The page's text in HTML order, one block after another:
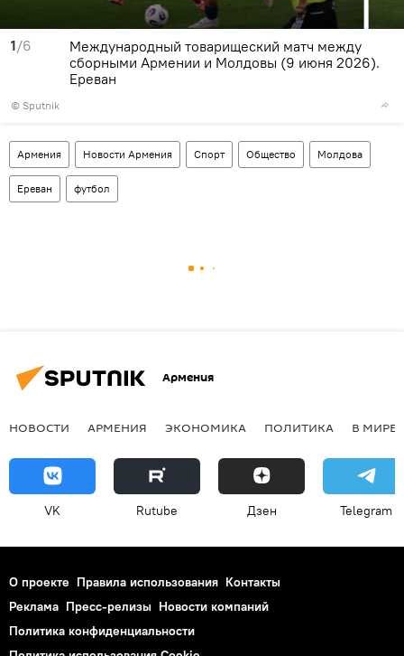
1/6
© Sputnik
Международный товарищеский матч между
сборными Армении и Молдовы (9 июня 2026).
Еревaн
Армения Новости Армения Спорт Общество Молдова
Ереван футбол
Армения
НОВОСТИ АРМЕНИЯ ЭКОНОМИКА ПОЛИТИКА В МИРЕ
VK Rutube Дзен Telegram
О проекте Правила использования Контакты
Реклама Пресс-релизы Новости компаний
Политика конфиденциальности